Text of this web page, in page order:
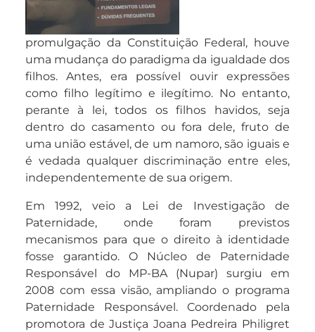
promulgação da Constituição Federal, houve
uma mudança do paradigma da igualdade dos
filhos. Antes, era possível ouvir expressões
como filho legítimo e ilegítimo. No entanto,
perante à lei, todos os filhos havidos, seja
dentro do casamento ou fora dele, fruto de
uma união estável, de um namoro, são iguais e
é vedada qualquer discriminação entre eles,
independentemente de sua origem.
Em 1992, veio a Lei de Investigação de
Paternidade, onde foram previstos
mecanismos para que o direito à identidade
fosse garantido. O Núcleo de Paternidade
Responsável do MP-BA (Nupar) surgiu em
2008 com essa visão, ampliando o programa
Paternidade Responsável. Coordenado pela
promotora de Justiça Joana Pedreira Philigret